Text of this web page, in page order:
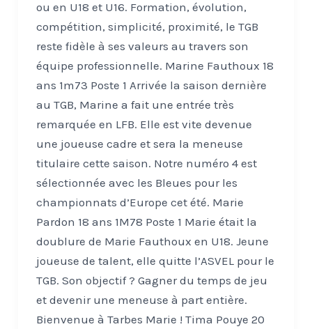
ou en U18 et U16. Formation, évolution,
compétition, simplicité, proximité, le TGB
reste fidèle à ses valeurs au travers son
équipe professionnelle. Marine Fauthoux 18
ans 1m73 Poste 1 Arrivée la saison dernière
au TGB, Marine a fait une entrée très
remarquée en LFB. Elle est vite devenue
une joueuse cadre et sera la meneuse
titulaire cette saison. Notre numéro 4 est
sélectionnée avec les Bleues pour les
championnats d’Europe cet été. Marie
Pardon 18 ans 1M78 Poste 1 Marie était la
doublure de Marie Fauthoux en U18. Jeune
joueuse de talent, elle quitte l’ASVEL pour le
TGB. Son objectif ? Gagner du temps de jeu
et devenir une meneuse à part entière.
Bienvenue à Tarbes Marie ! Tima Pouye 20